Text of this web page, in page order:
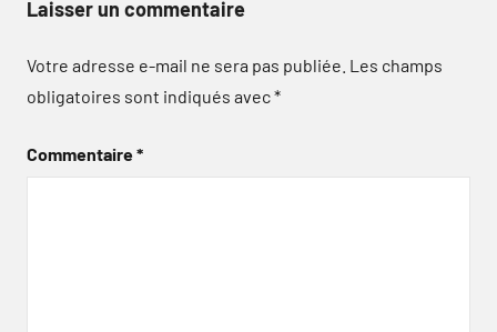
Laisser un commentaire
Votre adresse e-mail ne sera pas publiée. Les champs
obligatoires sont indiqués avec*
Commentaire*